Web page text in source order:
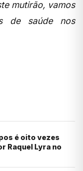
mutirão, vamos
de saúde nos
é oito vezes
Raquel Lyra no